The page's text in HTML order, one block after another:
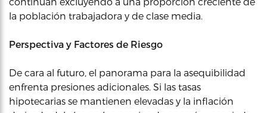
la población trabajadora y de clase media.
Perspectiva y Factores de Riesgo
De cara al futuro, el panorama para la asequibilidad
enfrenta presiones adicionales. Si las tasas
hipotecarias se mantienen elevadas y la inflación